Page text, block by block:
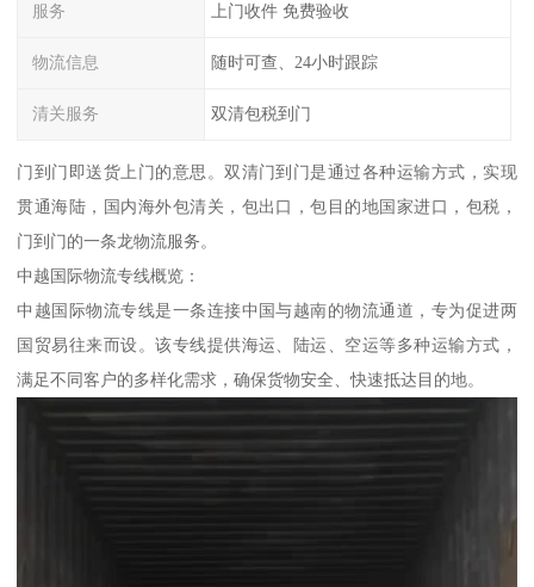
服务 上门收件 免费验收
物流信息 随时可查、24小时跟踪
清关服务 双清包税到门
门到门即送货上门的意思。双清门到门是通过各种运输方式，实现
贯通海陆，国内海外包清关，包出口，包目的地国家进口，包税，
门到门的一条龙物流服务。
中越国际物流专线概览：
中越国际物流专线是一条连接中国与越南的物流通道，专为促进两
国贸易往来而设。该专线提供海运、陆运、空运等多种运输方式，
满足不同客户的多样化需求，确保货物安全、快速抵达目的地。